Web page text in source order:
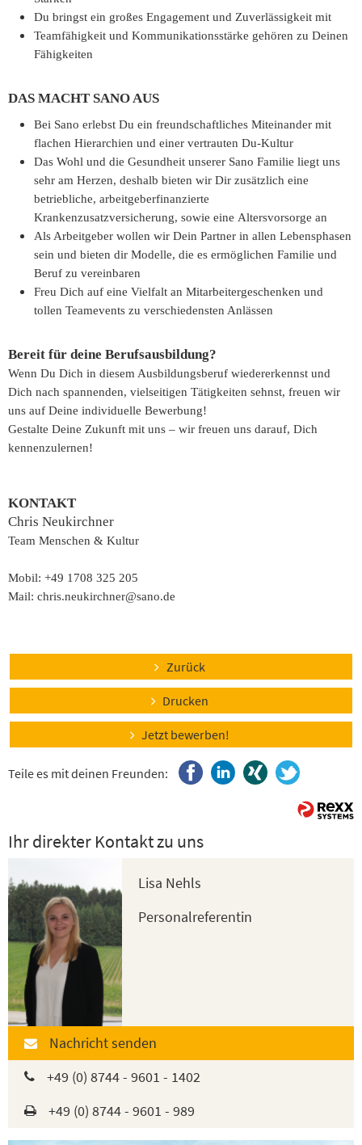
Du bringst ein großes Engagement und Zuverlässigkeit mit
Teamfähigkeit und Kommunikationsstärke gehören zu Deinen
Fähigkeiten
DAS MACHT SANO AUS
Bei Sano erlebst Du ein freundschaftliches Miteinander mit
flachen Hierarchien und einer vertrauten Du-Kultur
Das Wohl und die Gesundheit unserer Sano Familie liegt uns
sehr am Herzen, deshalb bieten wir Dir zusätzlich eine
betriebliche, arbeitgeberfinanzierte
Krankenzusatzversicherung, sowie eine Altersvorsorge an
Als Arbeitgeber wollen wir Dein Partner in allen Lebensphasen
sein und bieten dir Modelle, die es ermöglichen Familie und
Beruf zu vereinbaren
Freu Dich auf eine Vielfalt an Mitarbeitergeschenken und
tollen Teamevents zu verschiedensten Anlässen
Bereit für deine Berufsausbildung?
Wenn Du Dich in diesem Ausbildungsberuf wiedererkennst und
Dich nach spannenden, vielseitigen Tätigkeiten sehnst, freuen wir
uns auf Deine individuelle Bewerbung!
Gestalte Deine Zukunft mit uns – wir freuen uns darauf, Dich
kennenzulernen!
KONTAKT
Chris Neukirchner
Team Menschen & Kultur
Mobil: +49 1708 325 205
Mail: chris.neukirchner@sano.de
Zurück
Drucken
Jetzt bewerben!
Teile es mit deinen Freunden:
Ihr direkter Kontakt zu uns
Lisa Nehls
Personalreferentin
Nachricht senden
+49 (0) 8744 - 9601 - 1402
+49 (0) 8744 - 9601 - 989